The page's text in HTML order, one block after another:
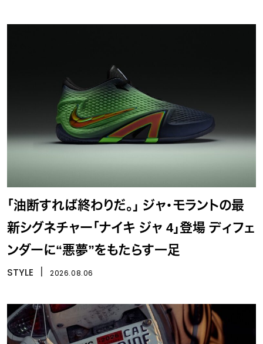
「油断すれば終わりだ。」 ジャ・モラントの最
新シグネチャー「ナイキ ジャ 4」登場 ディフェ
ンダーに“悪夢”をもたらす一足
STYLE 2026.08.06